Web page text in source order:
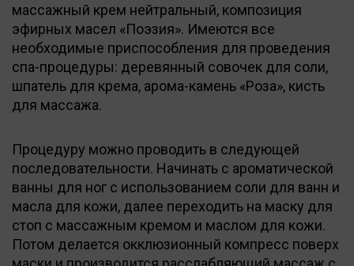
массажный крем нейтральный, композиция
эфирных масел «Поэзия». Имеются все
необходимые приспособления для проведения
спа-процедуры: деревянный совочек для соли,
шпатель для крема, арома-камень «Роза», кисть
для массажа.
Процедуру можно проводить в следующей
последовательности. Начинать с ароматической
ванны для ног с использованием соли для ванн и
масла для кожи, далее переходить на маску для
стоп с массажным кремом и маслом для кожи.
Потом делается окклюзионный компресс поверх